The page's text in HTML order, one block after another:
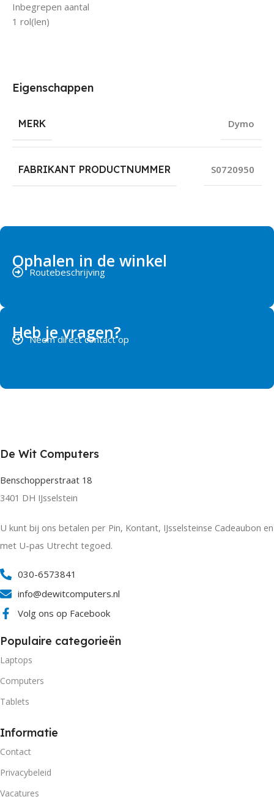
Inbegrepen aantal
1 rol(len)
Eigenschappen
MERK Dymo
FABRIKANT PRODUCTNUMMER S0720950
Ophalen in de winkel
Routebeschrijving
Heb je vragen?
Neem direct contact op
De Wit Computers
Benschopperstraat 18
3401 DH IJsselstein
U kunt bij ons betalen per Pin, Kontant, IJsselsteinse Cadeaubon en
met U-pas Utrecht tegoed.
030-6573841
info@dewitcomputers.nl
Volg ons op Facebook
Populaire categorieën
Laptops
Computers
Tablets
Informatie
Contact
Privacybeleid
Vacatures